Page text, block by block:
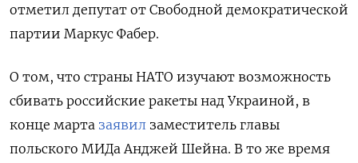
отметил депутат от Свободной демократической
партии Маркус Фабер.
О том, что страны НАТО изучают возможность
сбивать российские ракеты над Украиной, в
конце марта заявил заместитель главы
польского МИДа Анджей Шейна. В то же время